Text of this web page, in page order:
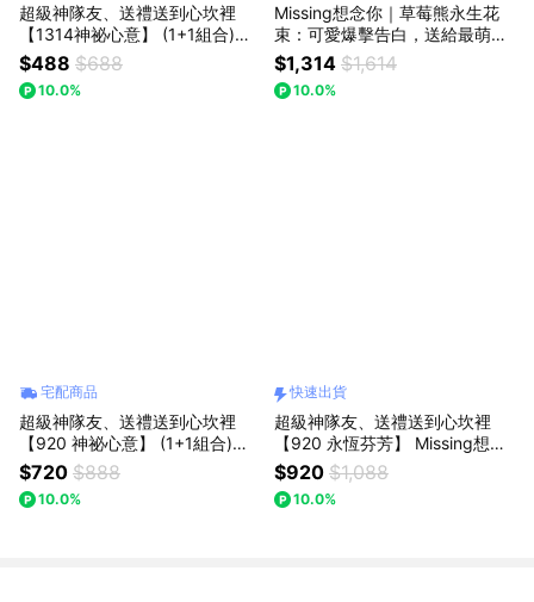
超級神隊友、送禮送到心坎裡
【1314神祕心意】 (1+1組合)
【粉色小歐風芭蕾+粉晶鑰匙】
｜【Missing想念你】｜ : 七夕情
人節/父親節(預購)
$488 $688
10.0%
Missing想念你｜草莓熊永生花
束：可愛爆擊告白，送給最萌的
另一半 (預購)
$1,314 $1,614
10.0%
宅配商品
超級神隊友、送禮送到心坎裡
【920 神祕心意】 (1+1組合)
【粉色小歐風芭蕾+粉晶熊】｜
【Missing想念你】｜ 七夕情人
節/父親節(預購)
$720 $888
10.0%
快速出貨
超級神隊友、送禮送到心坎裡
【920 永恆芬芳】 Missing想念
你｜史迪奇花束(預購)：(預購)
$920 $1,088
10.0%